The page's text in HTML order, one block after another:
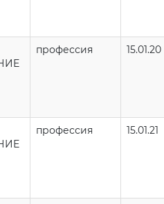
профессия 15.01.20
профессия 15.01.21